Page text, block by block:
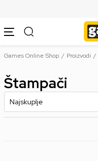
Games Online Shop Proizvodi
Štampači